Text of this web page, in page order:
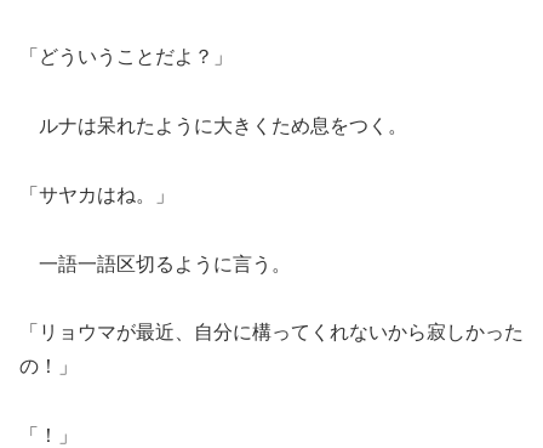
「どういうことだよ？」
ルナは呆れたように大きくため息をつく。
「サヤカはね。」
一語一語区切るように言う。
「リョウマが最近、自分に構ってくれないから寂しかった
の！」
「！」